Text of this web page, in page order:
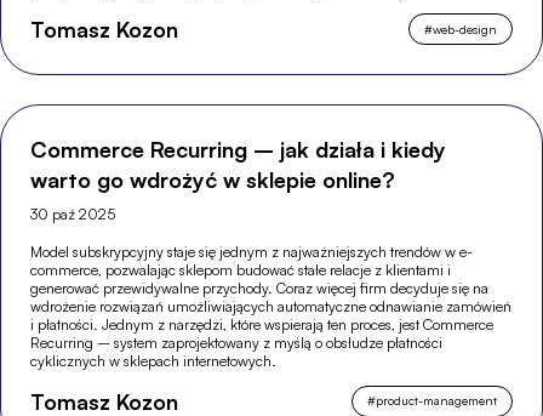
Tomasz Kozon #web-design
Commerce Recurring – jak działa i kiedy
warto go wdrożyć w sklepie online?
30 paź 2025
Model subskrypcyjny staje się jednym z najważniejszych trendów w e-
commerce, pozwalając sklepom budować stałe relacje z klientami i
generować przewidywalne przychody. Coraz więcej firm decyduje się na
wdrożenie rozwiązań umożliwiających automatyczne odnawianie zamówień
i płatności. Jednym z narzędzi, które wspierają ten proces, jest Commerce
Recurring – system zaprojektowany z myślą o obsłudze płatności
cyklicznych w sklepach internetowych.
Tomasz Kozon #product-management